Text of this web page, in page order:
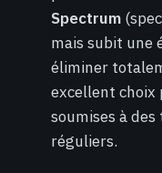
Spectrum
mais subit une
éliminer
excellent choix
soumises à
réguliers.